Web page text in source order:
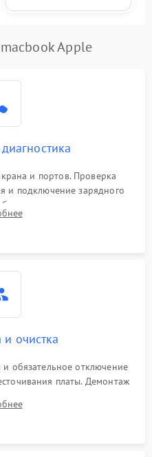
Apple
и портов. Проверка
и подключение зарядного
тока с помощью
для локализации проблемы.
и очистка
обязательное отключение
платы. Демонтаж
кристаллов чипов.